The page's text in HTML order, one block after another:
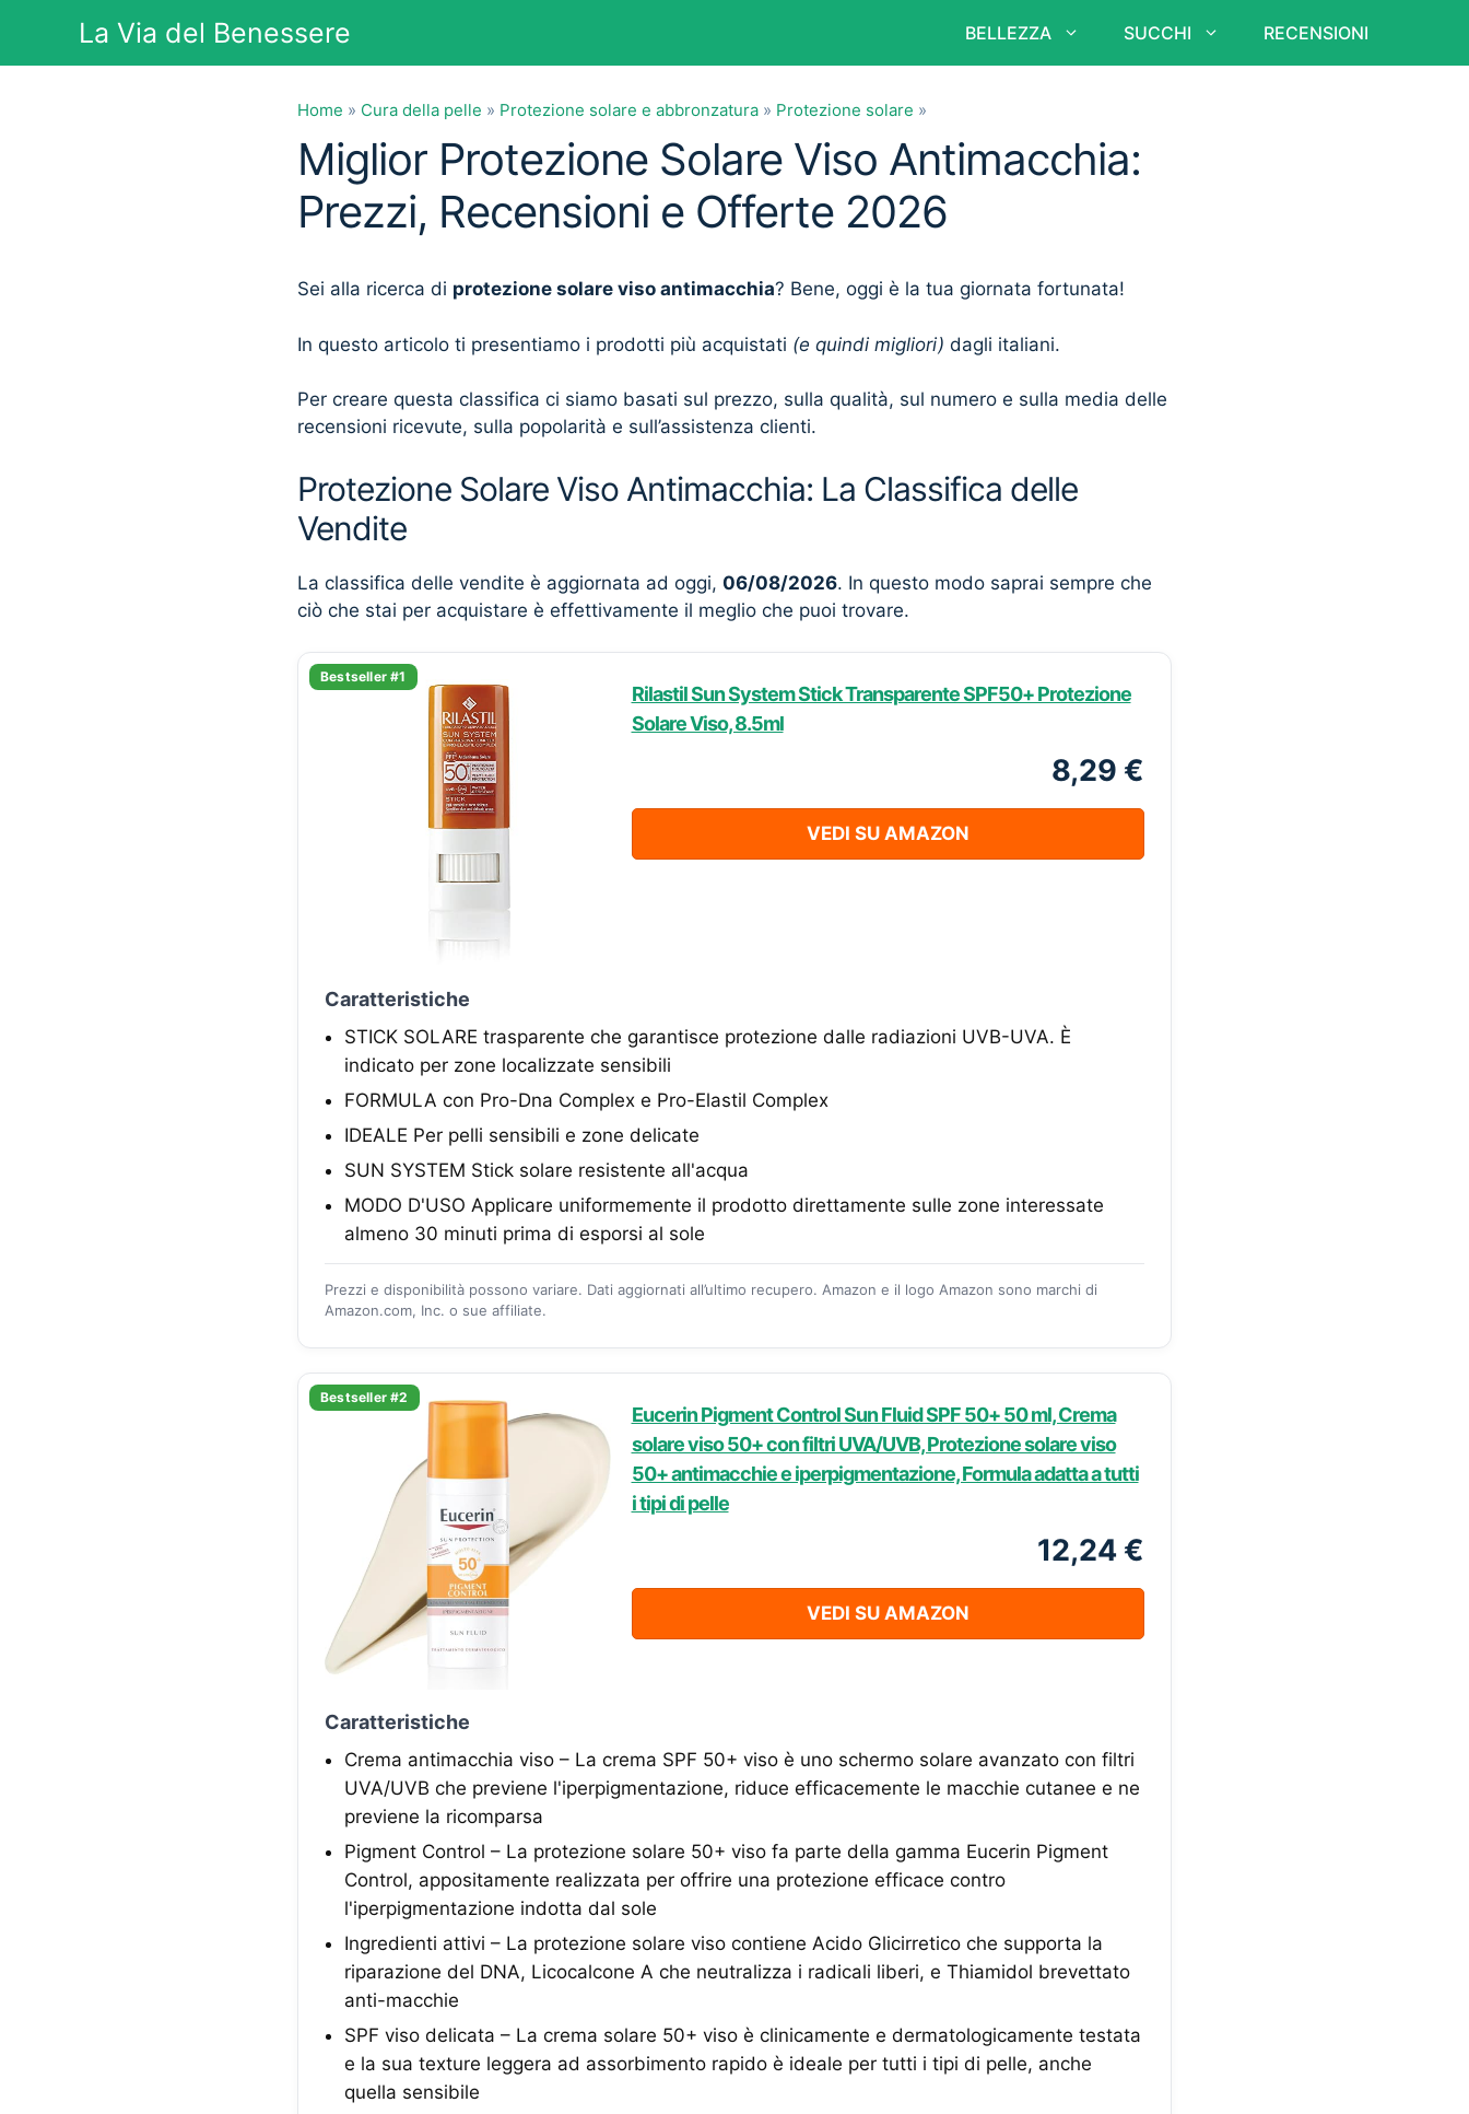
contenuto
La Via del Benessere BELLEZZA SUCCHI RECENSIONI
Home » Cura della pelle » Protezione solare e abbronzatura » Protezione solare »
Miglior Protezione Solare Viso Antimacchia:
Prezzi, Recensioni e Offerte 2026
Sei alla ricerca di protezione solare viso antimacchia? Bene, oggi è la tua giornata fortunata!
In questo articolo ti presentiamo i prodotti più acquistati (e quindi migliori) dagli italiani.
Per creare questa classifica ci siamo basati sul prezzo, sulla qualità, sul numero e sulla media delle
recensioni ricevute, sulla popolarità e sull’assistenza clienti.
Protezione Solare Viso Antimacchia: La Classifica delle
Vendite
La classifica delle vendite è aggiornata ad oggi, 06/08/2026. In questo modo saprai sempre che
ciò che stai per acquistare è effettivamente il meglio che puoi trovare.
Bestseller #1
Rilastil Sun System Stick Transparente SPF50+ Protezione
Solare Viso, 8.5ml
8,29 €
VEDI SU AMAZON
Caratteristiche
STICK SOLARE trasparente che garantisce protezione dalle radiazioni UVB-UVA. È
indicato per zone localizzate sensibili
FORMULA con Pro-Dna Complex e Pro-Elastil Complex
IDEALE Per pelli sensibili e zone delicate
SUN SYSTEM Stick solare resistente all'acqua
MODO D'USO Applicare uniformemente il prodotto direttamente sulle zone interessate
almeno 30 minuti prima di esporsi al sole
Prezzi e disponibilità possono variare. Dati aggiornati all’ultimo recupero. Amazon e il logo Amazon sono marchi di
Amazon.com, Inc. o sue affiliate.
Bestseller #2
Eucerin Pigment Control Sun Fluid SPF 50+ 50 ml, Crema
solare viso 50+ con filtri UVA/UVB, Protezione solare viso
50+ antimacchie e iperpigmentazione, Formula adatta a tutti
i tipi di pelle
12,24 €
VEDI SU AMAZON
Caratteristiche
Crema antimacchia viso – La crema SPF 50+ viso è uno schermo solare avanzato con filtri
UVA/UVB che previene l'iperpigmentazione, riduce efficacemente le macchie cutanee e ne
previene la ricomparsa
Pigment Control – La protezione solare 50+ viso fa parte della gamma Eucerin Pigment
Control, appositamente realizzata per offrire una protezione efficace contro
l'iperpigmentazione indotta dal sole
Ingredienti attivi – La protezione solare viso contiene Acido Glicirretico che supporta la
riparazione del DNA, Licocalcone A che neutralizza i radicali liberi, e Thiamidol brevettato
anti-macchie
SPF viso delicata – La crema solare 50+ viso è clinicamente e dermatologicamente testata
e la sua texture leggera ad assorbimento rapido è ideale per tutti i tipi di pelle, anche
quella sensibile